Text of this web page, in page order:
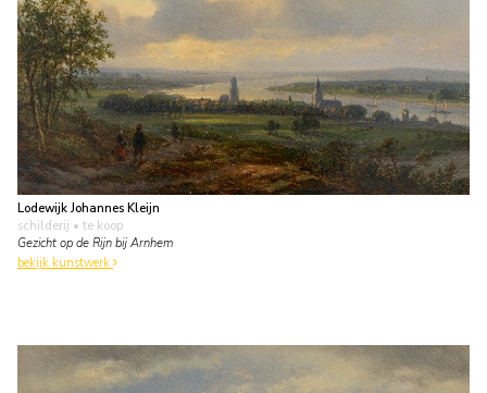
Lodewijk Johannes Kleijn
schilderij • te koop
Gezicht op de Rijn bij Arnhem
bekijk kunstwerk